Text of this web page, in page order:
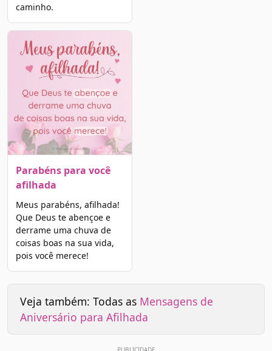
caminho.
Parabéns para você
afilhada
Meus parabéns, afilhada!
Que Deus te abençoe e
derrame uma chuva de
coisas boas na sua vida,
pois você merece!
Veja também: Todas as Mensagens de
Aniversário para Afilhada